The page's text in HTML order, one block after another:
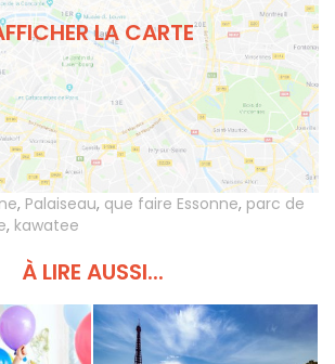
LA CARTE
, Palaiseau, que faire Essonne, parc de
, kawatee
À LIRE AUSSI...